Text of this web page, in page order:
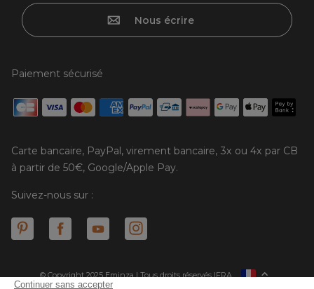
Nous écrire
Paiement sécurisé
Carte bancaire, PayPal, virement bancaire, 3x ou 4x par CB
à partir de 50€, Google/Apple Pay.
Suivez-nous sur :
© Copyright 2025 Eminza | Tous droits réservés |
ESPAÑAFRA